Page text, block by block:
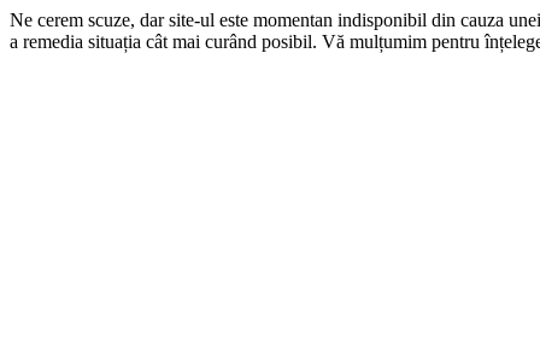
Ne cerem scuze, dar site-ul este momentan indisponibil din cauza
a remedia situația cât mai curând posibil. Vă mulțumim pentru